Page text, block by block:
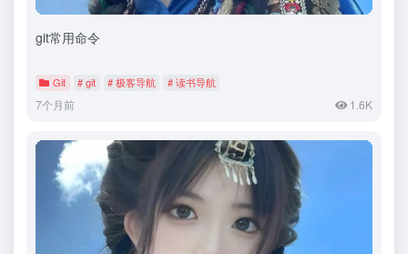
git常用命令
Git # git # 极客导航 # 读书导航
7个月前 1.6K